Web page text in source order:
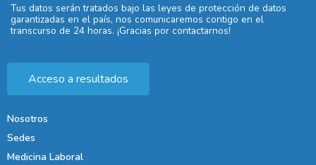
Tus datos serán tratados bajo las leyes de protección de datos
garantizadas en el país, nos comunicaremos contigo en el
transcurso de 24 horas. ¡Gracias por contactarnos!
Acceso a resultados
Nosotros
Sedes
Medicina Laboral